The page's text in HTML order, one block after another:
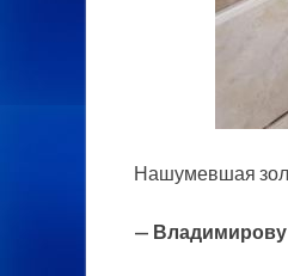
Нашумевшая
— Владимирову